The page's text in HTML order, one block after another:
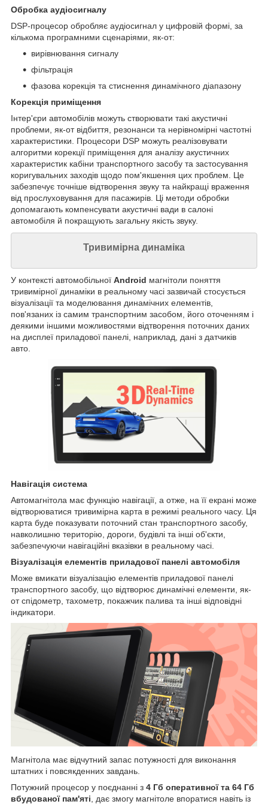
Обробка аудіосигналу
DSP-процесор обробляє аудіосигнал у цифровій формі, за
кількома програмними сценаріями, як-от:
вирівнювання сигналу
фільтрація
фазова корекція та стиснення динамічного діапазону
Корекція приміщення
Інтер'єри автомобілів можуть створювати такі акустичні
проблеми, як-от відбиття, резонанси та нерівномірні частотні
характеристики. Процесори DSP можуть реалізовувати
алгоритми корекції приміщення для аналізу акустичних
характеристик кабіни транспортного засобу та застосування
коригувальних заходів щодо пом'якшення цих проблем. Це
забезпечує точніше відтворення звуку та найкращі враження
від прослуховування для пасажирів. Ці методи обробки
допомагають компенсувати акустичні вади в салоні
автомобіля й покращують загальну якість звуку.
Тривимірна динаміка
У контексті автомобільної Android магнітоли поняття
тривимірної динаміки в реальному часі зазвичай стосується
візуалізації та моделювання динамічних елементів,
пов'язаних із самим транспортним засобом, його оточенням і
деякими іншими можливостями відтворення поточних даних
на дисплеї приладової панелі, наприклад, дані з датчиків
авто.
Навігація система
Автомагнітола має функцію навігації, а отже, на її екрані може
відтворюватися тривимірна карта в режимі реального часу. Ця
карта буде показувати поточний стан транспортного засобу,
навколишню територію, дороги, будівлі та інші об'єкти,
забезпечуючи навігаційні вказівки в реальному часі.
Візуалізація елементів приладової панелі автомобіля
Може вмикати візуалізацію елементів приладової панелі
транспортного засобу, що відтворює динамічні елементи, як-
от спідометр, тахометр, покажчик палива та інші відповідні
індикатори.
Магнітола має відчутний запас потужності для виконання
штатних і повсякденних завдань.
Потужний процесор у поєднанні з 4 Гб оперативної та 64 Гб
вбудованої пам'яті , дає змогу магнітоле впоратися навіть із